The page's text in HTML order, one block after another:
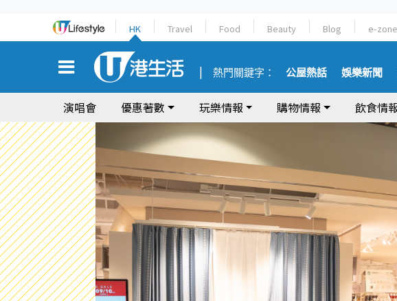
HK Travel Food Beauty Blog e-zone
熱門關鍵字： 公屋熱話 娛樂新聞
演唱會 優惠著數 玩樂情報 購物情報 飲食情